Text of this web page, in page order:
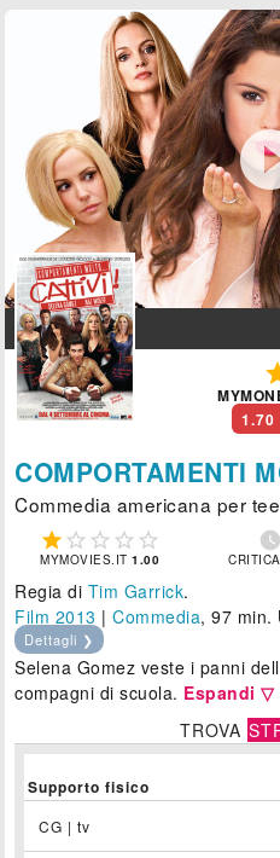
1.70
COMPORTAMENTI
Commedia americana per
    
MYMOVIES.IT1.00

Regia di Tim Garrick.
Film 2013 |Commedia, 97 min.
Dettagli ❯
Selena Gomez veste i panni
compagni di scuola. Espandi ▽
TROVA
Supporto fisico
CG | tv